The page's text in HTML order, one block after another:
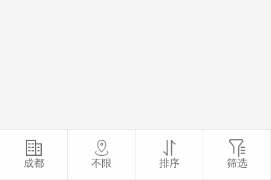
成都 不限 排序 筛选